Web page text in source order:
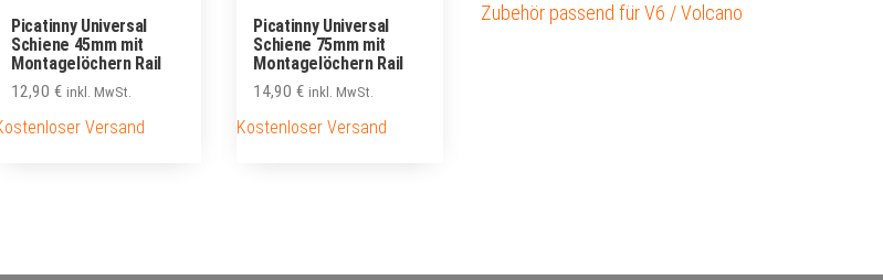
Picatinny Universal
Schiene 45mm mit
Montagelöchern Rail
12,90€ inkl. MwSt.
Versand
Picatinny Universal
Schiene 75mm mit
Montagelöchern Rail
14,90€ inkl. MwSt.
Kostenloser Versand
Zubehör passend für V6 / Volcano